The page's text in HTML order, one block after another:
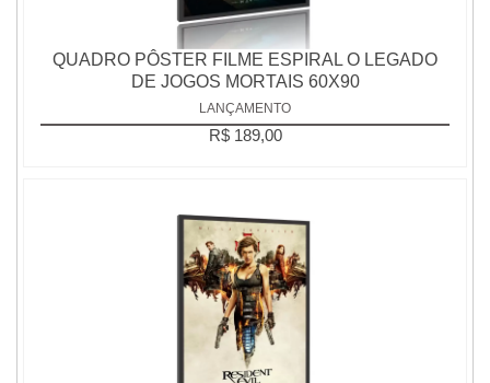
QUADRO PÔSTER FILME ESPIRAL O LEGADO
DE JOGOS MORTAIS 60X90
LANÇAMENTO
R$ 189,00